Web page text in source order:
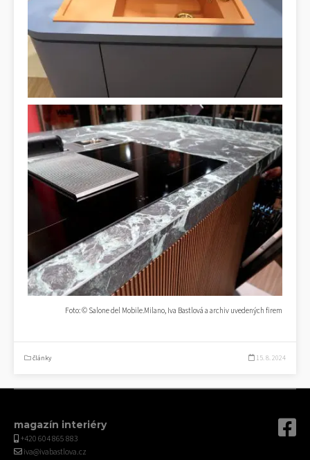
Foto: © Salone del Mobile.Milano, Iva Bastlová a archiv uvedených firem
články 15. 8. 2024
magazín interiéry
+420 604 865 883
iva@ivabastlova.cz